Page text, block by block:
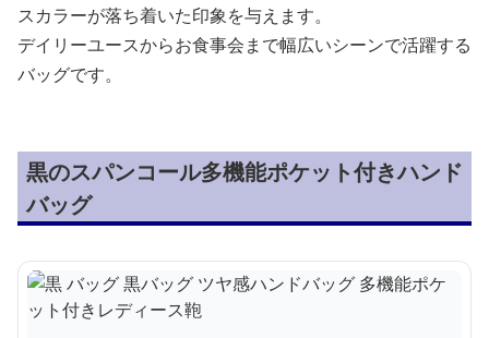
スカラーが落ち着いた印象を与えます。
デイリーユースからお食事会まで幅広いシーンで活躍する
バッグです。
黒のスパンコール多機能ポケット付きハンド
バッグ